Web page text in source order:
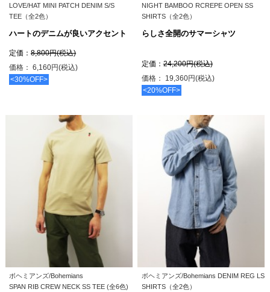
LOVE/HAT MINI PATCH DENIM S/S
TEE（全2色）
ハートのデニムが良いアクセント
定価：8,800円(税込)
価格： 6,160円(税込)
<30%OFF>
NIGHT BAMBOO RCREPE OPEN SS
SHIRTS（全2色）
らしさ全開のサマーシャツ
定価：24,200円(税込)
価格： 19,360円(税込)
<20%OFF>
ボヘミアンズ/Bohemians
SPAN RIB CREW NECK SS TEE (全6色)
ボヘミアンズ/Bohemians DENIM REG LS
SHIRTS（全2色）